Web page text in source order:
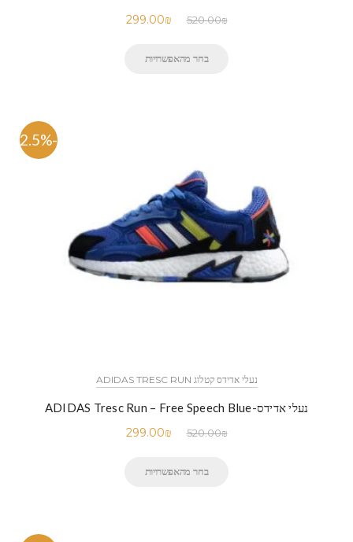
520.00₪
299.00₪
בחר מהאפשרויות
-42.5%
נעלי אדידס קטלוג ADIDAS TRESC RUN
נעלי אדידס-ADIDAS Tresc Run – Free Speech Blue
520.00₪
299.00₪
בחר מהאפשרויות